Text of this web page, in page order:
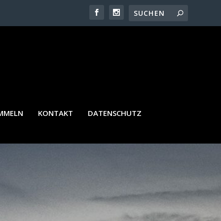
KONTAKT DATENSCHUTZ